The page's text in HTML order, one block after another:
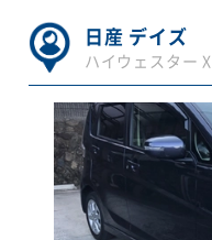
日産 デイズ
ハイウェスター X